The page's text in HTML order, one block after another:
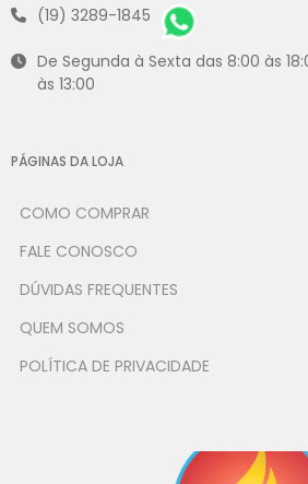
(19) 3289-1845
De Segunda à Sexta das 8:00 às
às 13:00
PÁGINAS DA LOJA
COMO COMPRAR
FALE CONOSCO
DÚVIDAS FREQUENTES
QUEM SOMOS
POLÍTICA DE PRIVACIDADE